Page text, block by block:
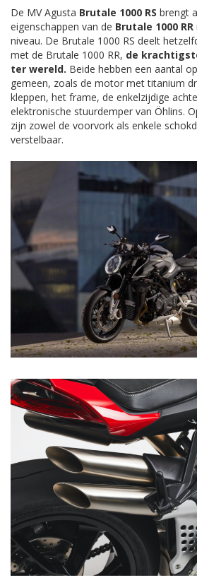
De MV Agusta Brutale 1000 RS brengt
eigenschappen van de Brutale 1000 RR
niveau. De Brutale 1000 RS deelt
met de Brutale 1000 RR, de
ter wereld. Beide hebben een aantal
gemeen, zoals de motor met titanium
kleppen, het frame, de enkelzijdige
elektronische stuurdemper van Öhlins.
zijn zowel de voorvork als enkele
verstelbaar.